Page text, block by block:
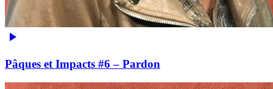
Pâques et Impacts #6 – Pardon